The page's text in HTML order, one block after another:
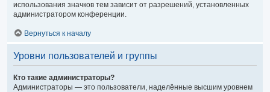
использования значков тем зависит от разрешений, установленных
администратором конференции.
Вернуться к началу
Уровни пользователей и группы
Кто такие администраторы?
Администраторы — это пользователи, наделённые высшим уровнем